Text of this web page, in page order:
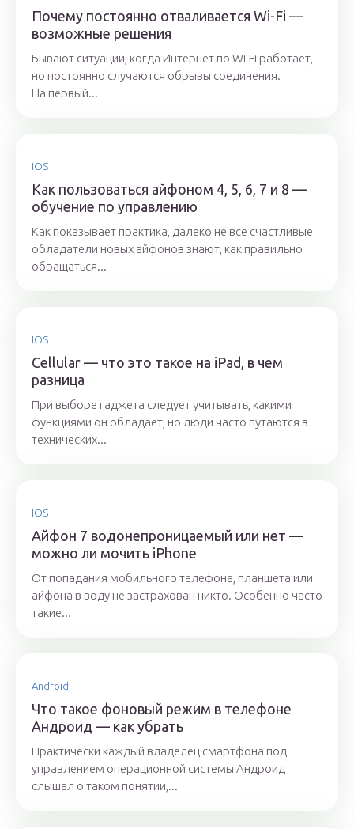
Почему постоянно отваливается Wi-Fi —
возможные решения
Бывают ситуации, когда Интернет по Wi-Fi работает,
но постоянно случаются обрывы соединения.
На первый...
IOS
Как пользоваться айфоном 4, 5, 6, 7 и 8 —
обучение по управлению
Как показывает практика, далеко не все счастливые
обладатели новых айфонов знают, как правильно
обращаться...
IOS
Cellular — что это такое на iPad, в чем
разница
При выборе гаджета следует учитывать, какими
функциями он обладает, но люди часто путаются в
технических...
IOS
Айфон 7 водонепроницаемый или нет —
можно ли мочить iPhone
От попадания мобильного телефона, планшета или
айфона в воду не застрахован никто. Особенно часто
такие...
Android
Что такое фоновый режим в телефоне
Андроид — как убрать
Практически каждый владелец смартфона под
управлением операционной системы Андроид
слышал о таком понятии,...